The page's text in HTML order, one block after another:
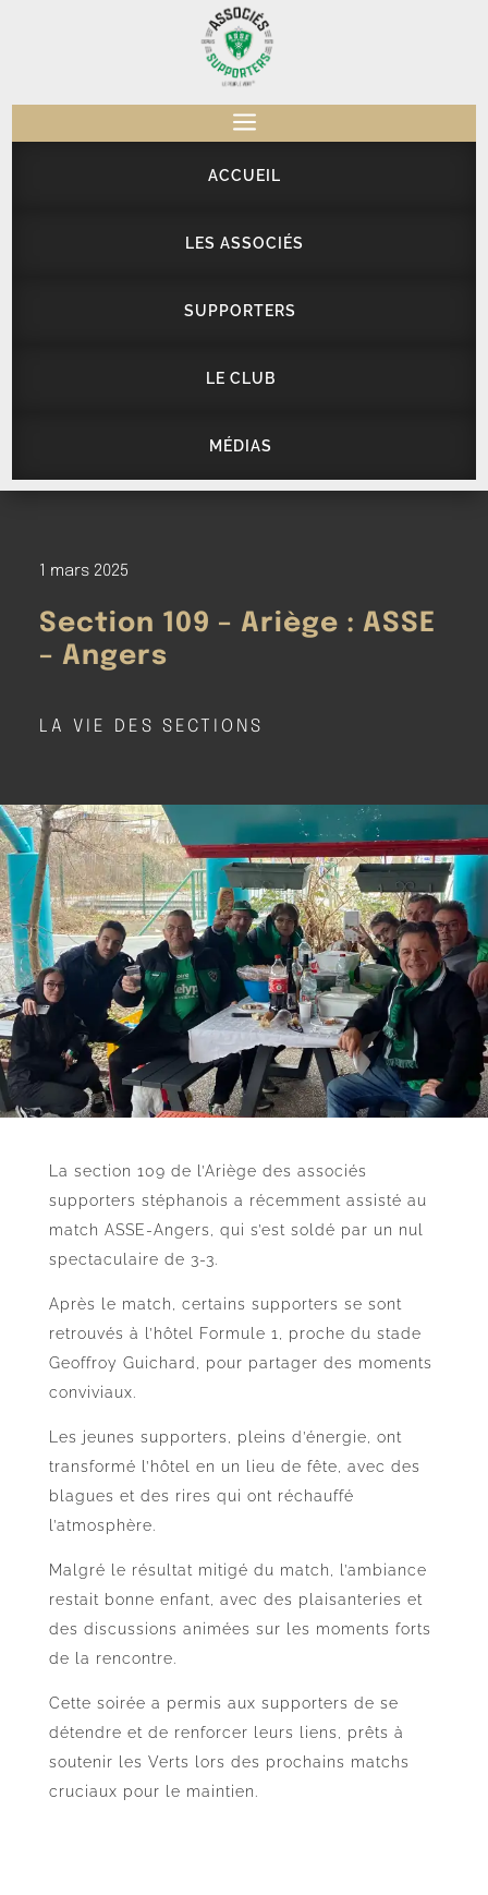
a
ACCUEIL
LES ASSOCIÉS
SUPPORTERS
LE CLUB
MÉDIAS
1 mars 2025
Section 109 – Ariège : ASSE
– Angers
LA VIE DES SECTIONS
La section 109 de l’Ariège des associés
supporters stéphanois a récemment assisté au
match ASSE-Angers, qui s’est soldé par un nul
spectaculaire de 3-3.
Après le match, certains supporters se sont
retrouvés à l’hôtel Formule 1, proche du stade
Geoffroy Guichard, pour partager des moments
conviviaux.
Les jeunes supporters, pleins d’énergie, ont
transformé l’hôtel en un lieu de fête, avec des
blagues et des rires qui ont réchauffé
l’atmosphère.
Malgré le résultat mitigé du match, l’ambiance
restait bonne enfant, avec des plaisanteries et
des discussions animées sur les moments forts
de la rencontre.
Cette soirée a permis aux supporters de se
détendre et de renforcer leurs liens, prêts à
soutenir les Verts lors des prochains matchs
cruciaux pour le maintien.